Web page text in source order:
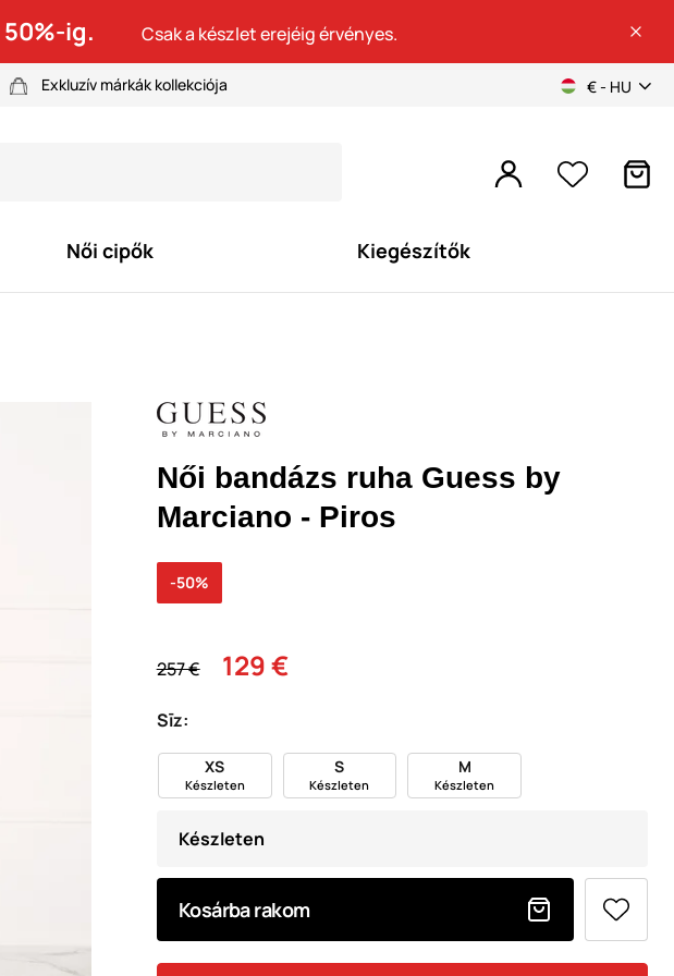
ig. Csak a készlet erejéig érvényes.
Exkluzív márkák kollekciója € - HU
Női cipők Kiegészítők
Női bandázs ruha Guess by
Marciano - Piros
257 € 129 €
-50%
Sīz:
XS
Készleten
S
Készleten
M
Készleten
Készleten
Kosárba rakom